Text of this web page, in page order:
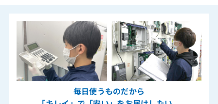
毎日使うものだから